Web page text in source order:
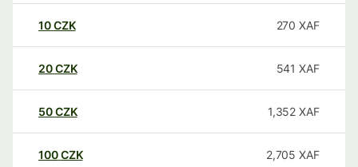
10CZK 270 XAF
20CZK 541 XAF
50CZK 1,352 XAF
100CZK 2,705 XAF